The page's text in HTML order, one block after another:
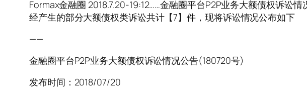
Formax金融圈 2018.7.20-19:12……金融圈平台P2P业务大额债权诉讼
经产生的部分大额债权类诉讼共计【7】件，现将诉讼情况公布如下
——
金融圈平台P2P业务大额债权诉讼情况公告(180720号)
发布时间：2018/07/20